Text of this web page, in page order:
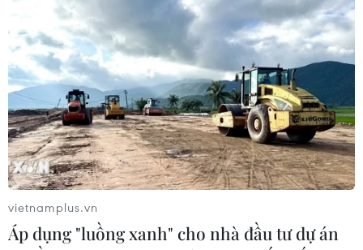
vietnamplus.vn
Áp dụng "luồng xanh" cho nhà đầu tư dự án